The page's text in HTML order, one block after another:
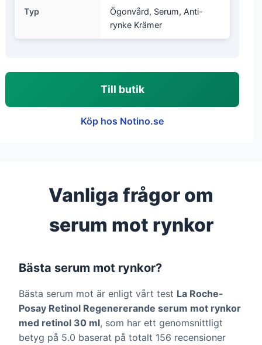
Typ
Ögonvård, Serum, Anti-
rynke Krämer
Till butik
Köp hos Notino.se
Vanliga frågor om
serum mot rynkor
Bästa serum mot rynkor?
Bästa serum mot är enligt vårt test La Roche-
Posay Retinol Regenererande serum mot rynkor
med retinol 30 ml, som har ett genomsnittligt
betyg på 5.0 baserat på totalt 156 recensioner